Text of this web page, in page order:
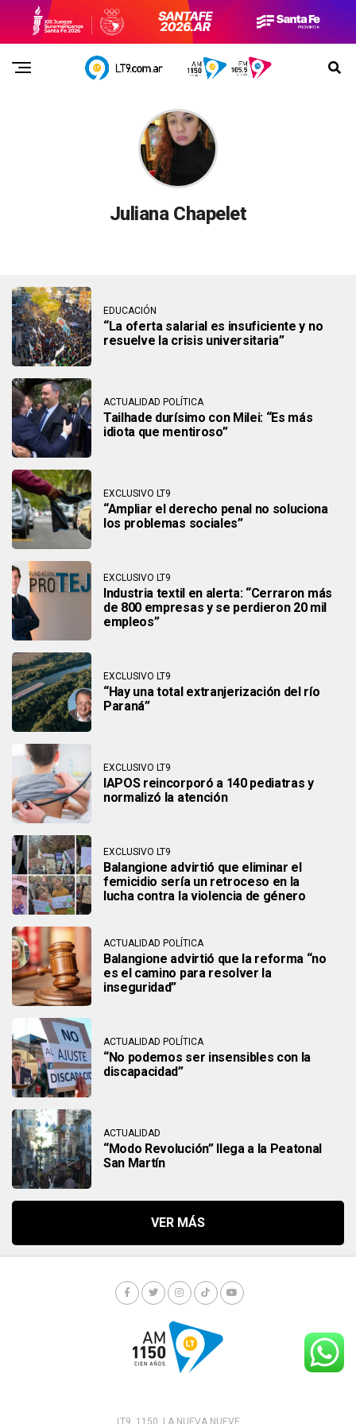
Juliana Chapelet
EDUCACIÓN
“La oferta salarial es insuficiente y no
resuelve la crisis universitaria”
ACTUALIDAD POLÍTICA
Tailhade durísimo con Milei: “Es más
idiota que mentiroso”
EXCLUSIVO LT9
“Ampliar el derecho penal no soluciona
los problemas sociales”
EXCLUSIVO LT9
Industria textil en alerta: “Cerraron más
de 800 empresas y se perdieron 20 mil
empleos”
EXCLUSIVO LT9
“Hay una total extranjerización del río
Paraná”
EXCLUSIVO LT9
IAPOS reincorporó a 140 pediatras y
normalizó la atención
EXCLUSIVO LT9
Balangione advirtió que eliminar el
femicidio sería un retroceso en la
lucha contra la violencia de género
ACTUALIDAD POLÍTICA
Balangione advirtió que la reforma “no
es el camino para resolver la
inseguridad”
ACTUALIDAD POLÍTICA
“No podemos ser insensibles con la
discapacidad”
ACTUALIDAD
“Modo Revolución” llega a la Peatonal
San Martín